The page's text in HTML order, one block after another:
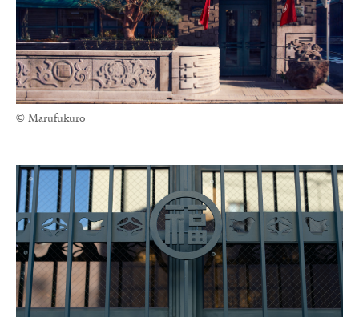
© Marufukuro